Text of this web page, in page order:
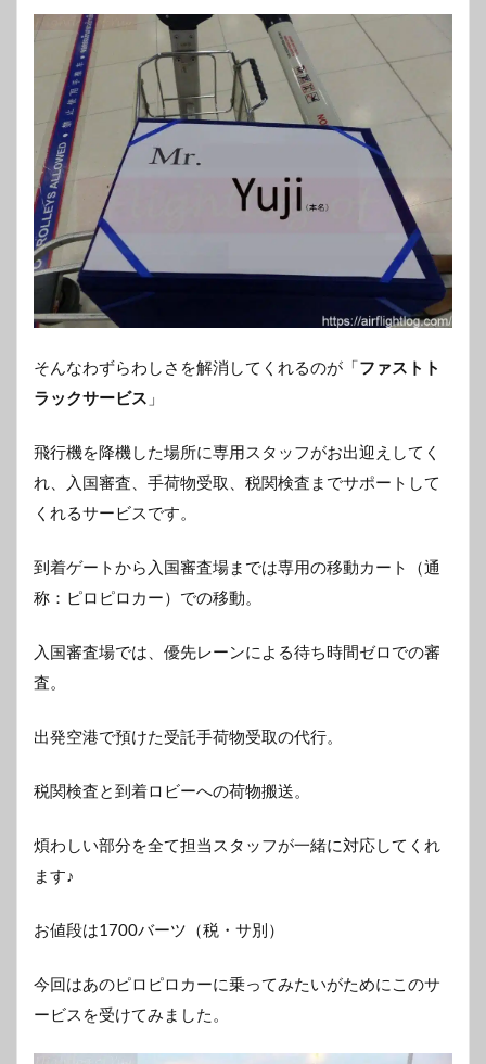
そんなわずらわしさを解消してくれるのが「ファストト
ラックサービス 」
飛行機を降機した場所に専用スタッフがお出迎えしてく
れ、入国審査、手荷物受取、税関検査までサポートして
くれるサービスです。
到着ゲートから入国審査場までは専用の移動カート（通
称：ピロピロカー）での移動。
入国審査場では、優先レーンによる待ち時間ゼロでの審
査。
出発空港で預けた受託手荷物受取の代行。
税関検査と到着ロビーへの荷物搬送。
煩わしい部分を全て担当スタッフが一緒に対応してくれ
ます♪
お値段は1700バーツ（税・サ別）
今回はあのピロピロカーに乗ってみたいがためにこのサ
ービスを受けてみました。